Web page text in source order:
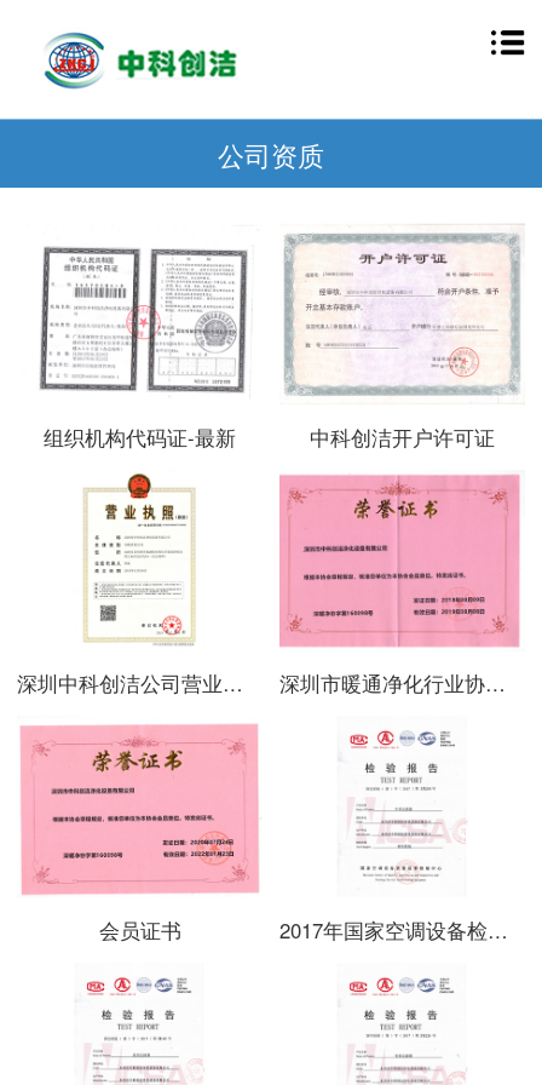
公司资质
组织机构代码证-最新 中科创洁开户许可证
深圳中科创洁公司营业执照副本2018 深圳市暖通净化行业协会会员证书2019年
会员证书 2017年国家空调设备检测报告-中效